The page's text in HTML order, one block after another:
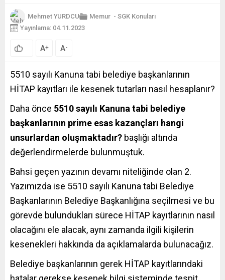
Mehmet YURDCU Memur - SGK Konuları
Yayınlama: 04.11.2023
A+ A-
5510 sayılı Kanuna tabi belediye başkanlarının
HİTAP kayıtları ile kesenek tutarları nasıl hesaplanır?
Daha önce 5510 sayılı Kanuna tabi belediye
başkanlarının prime esas kazançları hangi
unsurlardan oluşmaktadır? başlığı altında
değerlendirmelerde bulunmuştuk.
Bahsi geçen yazının devamı niteliğinde olan 2.
Yazımızda ise 5510 sayılı Kanuna tabi Belediye
Başkanlarının Belediye Başkanlığına seçilmesi ve bu
görevde bulundukları sürece HİTAP kayıtlarının nasıl
olacağını ele alacak, aynı zamanda ilgili kişilerin
kesenekleri hakkında da açıklamalarda bulunacağız.
Belediye başkanlarının gerek HİTAP kayıtlarındaki